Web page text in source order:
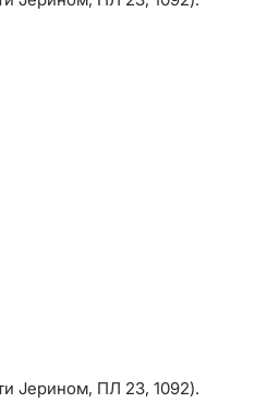
Јерином, ПЛ 23, 1092).